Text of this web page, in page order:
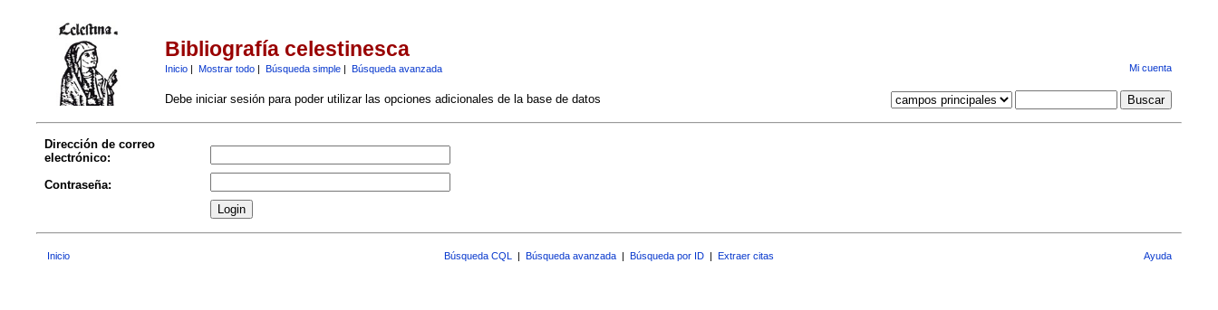
Bibliografía celestinesca
Inicio| Mostrar todo| Búsqueda simple| Búsqueda avanzada Mi cuenta
Debe iniciar sesión para poder utilizar las opciones adicionales de la base de datos
Dirección de correo
electrónico:
Contraseña:
Inicio Búsqueda CQL | Búsqueda avanzada | Búsqueda por ID | Extraer citas Ayuda